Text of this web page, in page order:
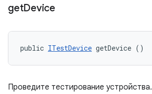
getDevice
public ITestDevice getDevice ()
Проведите тестирование устройства.